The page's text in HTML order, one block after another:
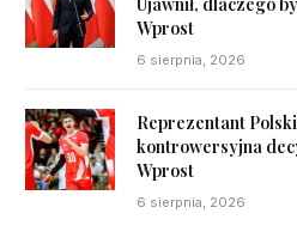
Wprost
6 sierpnia, 2026
Reprezentant
kontrowersyjna
Wprost
6 sierpnia, 2026